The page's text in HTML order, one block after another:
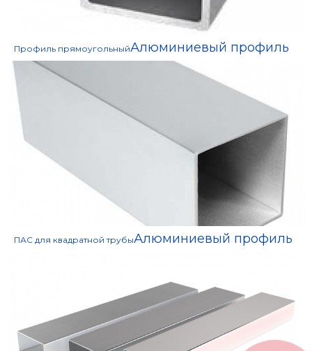
Профиль прямоугольныйАлюминиевый профиль
ПАС для квадратной трубыАлюминиевый профиль